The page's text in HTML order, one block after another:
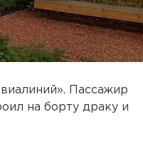
Пассажир
на борту драку и